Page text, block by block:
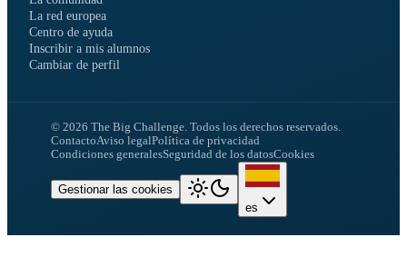
La red europea
Centro de ayuda
Inscribir a mis alumnos
Cambiar de perfil
© 2026 The Big Challenge. Todos los derechos reservados.
ContactoAviso legalPolítica de privacidad
Condiciones generalesSeguridad de los datosCookies
Gestionar las cookies
es